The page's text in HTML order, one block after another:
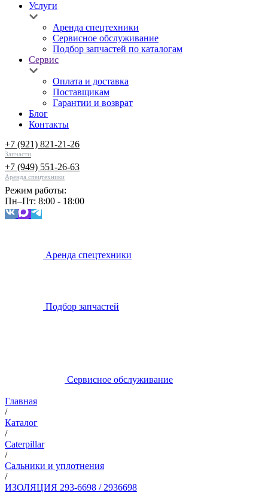
Услуги
Аренда спецтехники
Сервисное обслуживание
Подбор запчастей по каталогам
Сервис
Оплата и доставка
Поставщикам
Гарантии и возврат
Блог
Контакты
+7 (921) 821-21-26
Запчасти
+7 (949) 551-26-63
Аренда спецтехники
Режим работы:
Пн–Пт: 8:00 - 18:00
Аренда спецтехники
Подбор запчастей
Сервисное обслуживание
Главная
/
Каталог
/
Caterpillar
/
Сальники и уплотнения
/
ИЗОЛЯЦИЯ 293-6698 / 2936698